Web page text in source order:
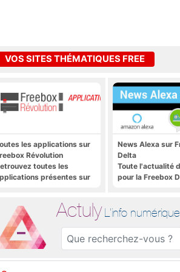
VOS SITES THÉMATIQUES FREE
les applications sur
Révolution
toutes les
présentes sur
News Alexa sur
Delta
Toute l'actualité
pour la Freebox
Actuly L'info numérique